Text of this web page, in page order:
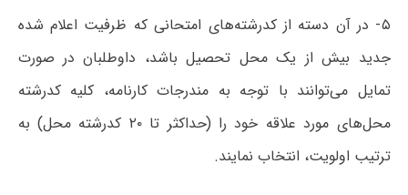
۵- در آن‌ دسته‌ از کدرشته‌های‌ امتحانی‌ که‌ ظرفیت‌ اعلام‌ شده‌
جدید بیش‌ از یک‌ محل‌ تحصیل‌ باشد، داوطلبان‌ در صورت‌
تمایل ‌می‌‌توانند با توجه به مندرجات کارنامه، کلیه‌ کدرشته‌
محل‌های‌ مورد علاقه‌ خود را (حداکثر تا ۲۰ کدرشته محل) به
ترتیب‌ اولویت، انتخاب‌ نمایند.